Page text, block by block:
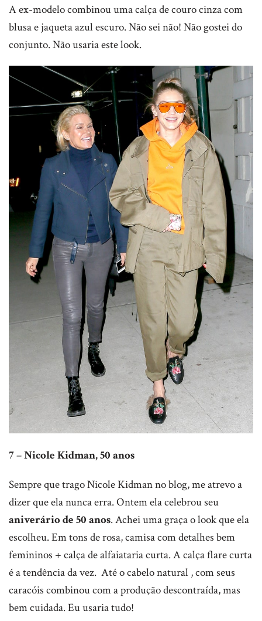
A ex-modelo combinou uma calça de couro cinza com
blusa e jaqueta azul escuro. Não sei não! Não gostei do
conjunto. Não usaria este look.
7 – Nicole Kidman, 50 anos
Sempre que trago Nicole Kidman no blog, me atrevo a
dizer que ela nunca erra. Ontem ela celebrou seu
aniverário de 50 anos. Achei uma graça o look que ela
escolheu. Em tons de rosa, camisa com detalhes bem
femininos + calça de alfaiataria curta. A calça flare curta
é a tendência da vez. Até o cabelo natural , com seus
caracóis combinou com a produção descontraída, mas
bem cuidada. Eu usaria tudo!